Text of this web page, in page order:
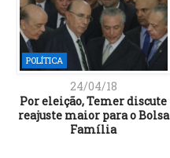
POLÍTICA
24/04/18
Por eleição, Temer discute
reajuste maior para o Bolsa
Família